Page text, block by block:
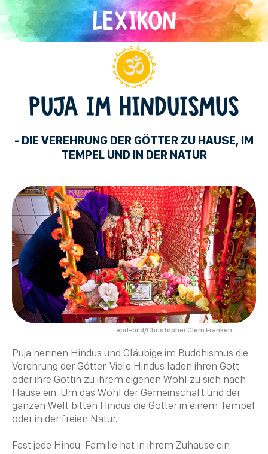
Direkt
zum
Inhalt
PUJA IM HINDUISMUS
- DIE VEREHRUNG DER GÖTTER ZU HAUSE, IM
TEMPEL UND IN DER NATUR
epd-bild/Christopher Clem Franken
Puja nennen Hindus und Gläubige im Buddhismus die
Verehrung der Götter. Viele Hindus laden ihren Gott
oder ihre Göttin zu ihrem eigenen Wohl zu sich nach
Hause ein. Um das Wohl der Gemeinschaft und der
ganzen Welt bitten Hindus die Götter in einem Tempel
oder in der freien Natur.
Fast jede Hindu-Familie hat in ihrem Zuhause ein